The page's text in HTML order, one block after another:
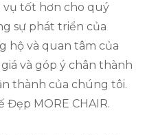
vụ tốt hơn cho quý
sự phát triển của
hộ và quan tâm của
và góp ý chân thành
thành của chúng tôi.
Đẹp MORE CHAIR.